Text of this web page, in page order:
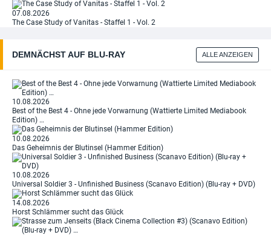
07.08.2026
The Case Study of Vanitas - Staffel 1 - Vol. 2
DEMNÄCHST AUF BLU‑RAY ALLE ANZEIGEN
10.08.2026
Best of the Best 4 - Ohne jede Vorwarnung (Wattierte Limited Mediabook
Edition) …
10.08.2026
Das Geheimnis der Blutinsel (Hammer Edition)
10.08.2026
Universal Soldier 3 - Unfinished Business (Scanavo Edition) (Blu-ray + DVD)
14.08.2026
Horst Schlämmer sucht das Glück